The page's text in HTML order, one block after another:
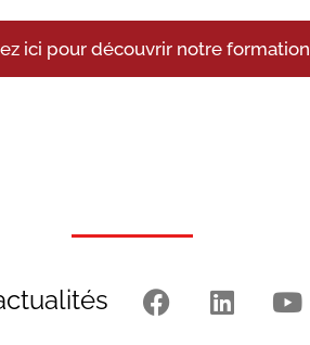
ici pour découvrir notre formation